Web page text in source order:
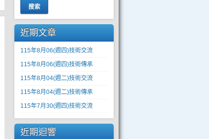
搜索
近期文章
115年8月06(週四)技術交流
115年8月06(週四)技術傳承
115年8月04(週二)技術交流
115年8月04(週二)技術傳承
115年7月30(週四)技術交流
近期迴響